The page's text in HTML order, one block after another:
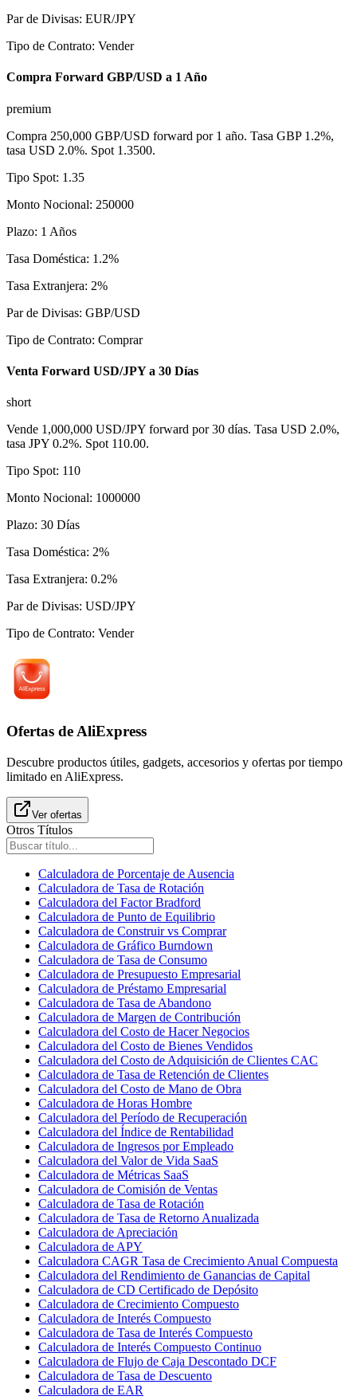
Par de Divisas: EUR/JPY
Tipo de Contrato: Vender
Compra Forward GBP/USD a 1 Año
premium
Compra 250,000 GBP/USD forward por 1 año. Tasa GBP 1.2%,
tasa USD 2.0%. Spot 1.3500.
Tipo Spot: 1.35
Monto Nocional: 250000
Plazo: 1 Años
Tasa Doméstica: 1.2%
Tasa Extranjera: 2%
Par de Divisas: GBP/USD
Tipo de Contrato: Comprar
Venta Forward USD/JPY a 30 Días
short
Vende 1,000,000 USD/JPY forward por 30 días. Tasa USD 2.0%,
tasa JPY 0.2%. Spot 110.00.
Tipo Spot: 110
Monto Nocional: 1000000
Plazo: 30 Días
Tasa Doméstica: 2%
Tasa Extranjera: 0.2%
Par de Divisas: USD/JPY
Tipo de Contrato: Vender
Ofertas de AliExpress
Descubre productos útiles, gadgets, accesorios y ofertas por tiempo
limitado en AliExpress.
Ver ofertas
Otros Títulos
Calculadora de Porcentaje de Ausencia
Calculadora de Tasa de Rotación
Calculadora del Factor Bradford
Calculadora de Punto de Equilibrio
Calculadora de Construir vs Comprar
Calculadora de Gráfico Burndown
Calculadora de Tasa de Consumo
Calculadora de Presupuesto Empresarial
Calculadora de Préstamo Empresarial
Calculadora de Tasa de Abandono
Calculadora de Margen de Contribución
Calculadora del Costo de Hacer Negocios
Calculadora del Costo de Bienes Vendidos
Calculadora del Costo de Adquisición de Clientes CAC
Calculadora de Tasa de Retención de Clientes
Calculadora del Costo de Mano de Obra
Calculadora de Horas Hombre
Calculadora del Período de Recuperación
Calculadora del Índice de Rentabilidad
Calculadora de Ingresos por Empleado
Calculadora del Valor de Vida SaaS
Calculadora de Métricas SaaS
Calculadora de Comisión de Ventas
Calculadora de Tasa de Rotación
Calculadora de Tasa de Retorno Anualizada
Calculadora de Apreciación
Calculadora de APY
Calculadora CAGR Tasa de Crecimiento Anual Compuesta
Calculadora del Rendimiento de Ganancias de Capital
Calculadora de CD Certificado de Depósito
Calculadora de Crecimiento Compuesto
Calculadora de Interés Compuesto
Calculadora de Tasa de Interés Compuesto
Calculadora de Interés Compuesto Continuo
Calculadora de Flujo de Caja Descontado DCF
Calculadora de Tasa de Descuento
Calculadora de EAR